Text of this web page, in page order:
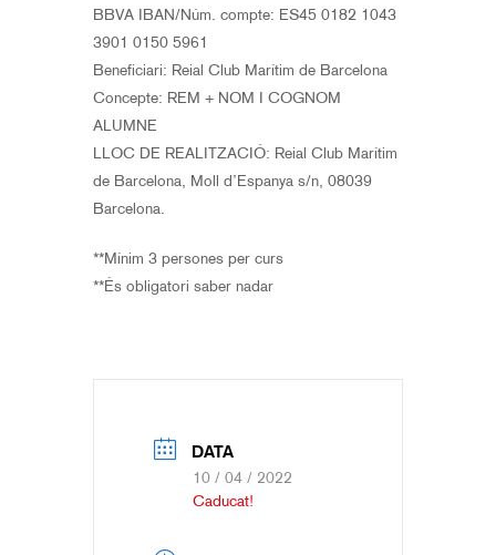
BBVA IBAN/Núm. compte: ES45 0182 1043
3901 0150 5961
Beneficiari: Reial Club Marítim de Barcelona
Concepte: REM + NOM I COGNOM
ALUMNE
LLOC DE REALITZACIÓ: Reial Club Marítim
de Barcelona, Moll d’Espanya s/n, 08039
Barcelona.
**Mínim 3 persones per curs
**És obligatori saber nadar
DATA
10 / 04 / 2022
Caducat!